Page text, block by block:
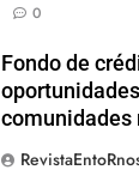
0
Fondo de
comunidades